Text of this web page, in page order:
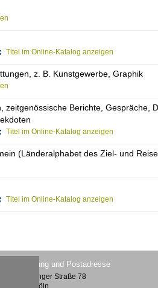
Titel im Online-Katalog anzeigen
z. B. Kunstgewerbe, Graphik
zeitgenössische Berichte, Gespräche,
Titel im Online-Katalog anzeigen
(Länderalphabet des Ziel- und
Titel im Online-Katalog anzeigen
Verwaltung und Postadresse
Vogelsanger Straße 78
50823 Köln